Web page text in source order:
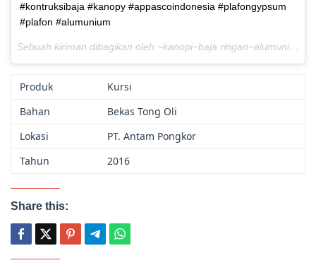
#kontruksibaja #kanopy #appascoindonesia #plafongypsum
#plafon #alumunium
Sebuah kiriman dibagikan oleh ~kanopi~baja ringan~alumunium~ (@appasco_indonesia) pada
Produk
Kursi
Bahan
Bekas Tong Oli
Lokasi
PT. Antam Pongkor
Tahun
2016
Share this: